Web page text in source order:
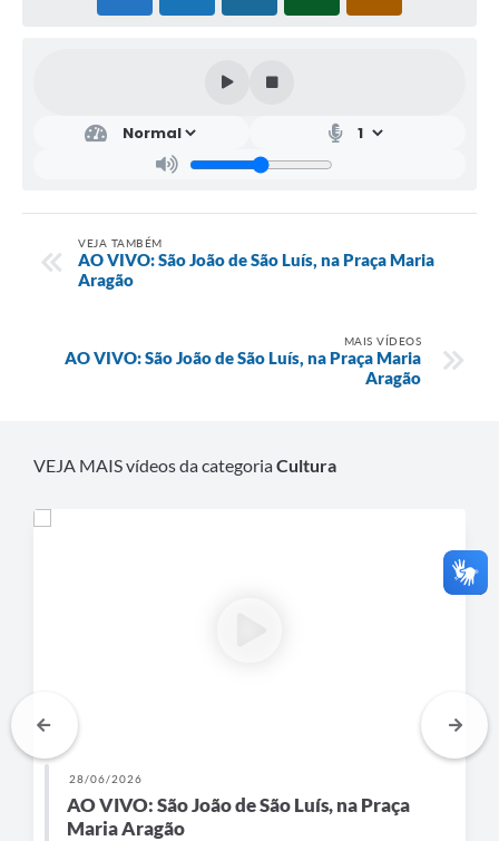
VEJA TAMBÉM
AO VIVO: São João de São Luís, na Praça Maria
Aragão
MAIS VÍDEOS
AO VIVO: São João de São Luís, na Praça Maria
Aragão
VEJA MAIS vídeos da categoriaCultura
28/06/2026
AO VIVO: São João de São Luís, na Praça
Maria Aragão